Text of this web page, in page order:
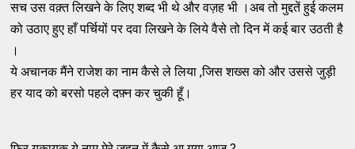
सच उस वक़्त लिखने के लिए शब्द भी थे और वज़ह भी ।अब तो मुद्दतें हुई कलम
को उठाए हुए हाँ पर्चियों पर दवा लिखने के लिये वैसे तो दिन में कई बार उठती है
।
ये अचानक मैंने राजेश का नाम कैसे ले लिया ,जिस शख्स को और उससे जुड़ी
हर याद को बरसो पहले दफ़्न कर चुकी हूँ।